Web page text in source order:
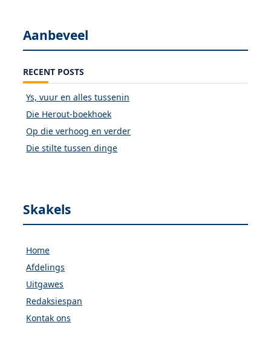
Aanbeveel
RECENT POSTS
Ys, vuur en alles tussenin
Die Herout-boekhoek
Op die verhoog en verder
Die stilte tussen dinge
Skakels
Home
Afdelings
Uitgawes
Redaksiespan
Kontak ons